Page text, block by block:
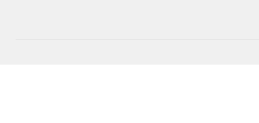
buergerbuero@margetshoechheim.de